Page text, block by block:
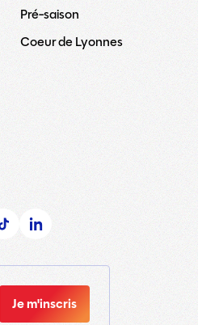
Pré-saison
Coeur de Lyonnes
Je m'inscris